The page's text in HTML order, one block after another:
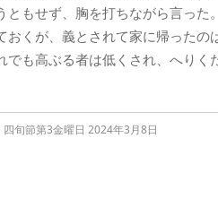
ともせず、胸を打ちながら言った
おくが、義とされて家に帰った
でも高ぶる者は低くされ、へりく
四旬節第3金曜日 2024年3月8日